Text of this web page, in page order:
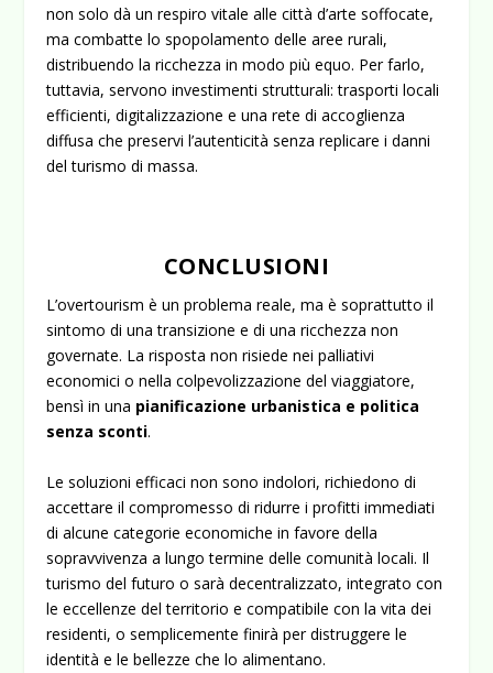
non solo dà un respiro vitale alle città d’arte soffocate,
ma combatte lo spopolamento delle aree rurali,
distribuendo la ricchezza in modo più equo. Per farlo,
tuttavia, servono investimenti strutturali: trasporti locali
efficienti, digitalizzazione e una rete di accoglienza
diffusa che preservi l’autenticità senza replicare i danni
del turismo di massa.
CONCLUSIONI
L’overtourism è un problema reale, ma è soprattutto il
sintomo di una transizione e di una ricchezza non
governate. La risposta non risiede nei palliativi
economici o nella colpevolizzazione del viaggiatore,
bensì in una pianificazione urbanistica e politica
senza sconti.
Le soluzioni efficaci non sono indolori, richiedono di
accettare il compromesso di ridurre i profitti immediati
di alcune categorie economiche in favore della
sopravvivenza a lungo termine delle comunità locali. Il
turismo del futuro o sarà decentralizzato, integrato con
le eccellenze del territorio e compatibile con la vita dei
residenti, o semplicemente finirà per distruggere le
identità e le bellezze che lo alimentano.